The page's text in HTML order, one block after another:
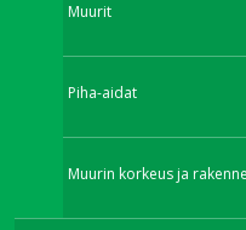
Muurit
Piha-aidat
Muurin korkeus ja